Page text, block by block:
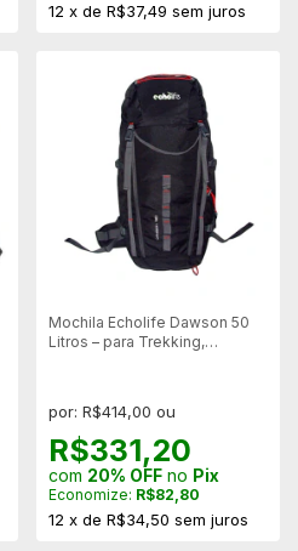
12 x de R$37,49 sem juros
Mochila Echolife Dawson 50
Litros – para Trekking,
por: R$414,00 ou
R$331,20
com 20% OFFno Pix
Economize: R$82,80
12 x de R$34,50 sem juros